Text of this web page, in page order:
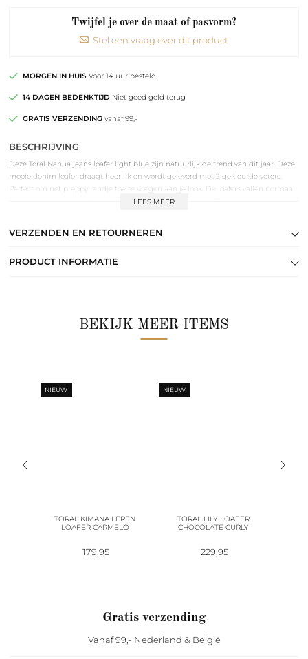
Twijfel je over de maat of pasvorm?
Stel een vraag over dit product
MORGEN IN HUIS Voor 14 uur besteld
14 DAGEN BEDENKTIJD Niet goed geld terug
GRATIS VERZENDINGvanaf 99,-
BESCHRIJVING
Deze Toral Nahua jeans loafer light blue zijn natuurlijk de trend van dit jaar. Deze
mooie denim loafer draagt heerlijk en wordt geleverd met 2 gekleurde veters.
Perfect om net preppy randje toe te voegen aan je look. De loafers vallen normaal
van maat en zijn ook verkrijgbaar in donker denim. De Loafers zijn leder gevoerd.
LEES MEER
VERZENDEN EN RETOURNEREN
PRODUCT INFORMATIE
BEKIJK MEER ITEMS
NIEUW
TORAL KIMANA LEREN
LOAFER CARMELO
179,95
NIEUW
TORAL LILY LOAFER
CHOCOLATE CURLY
229,95
Gratis verzending
Vanaf 99,- Nederland & België